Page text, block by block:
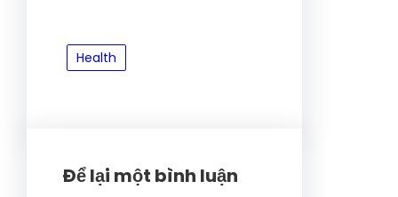
Health
Để lại một bình luận